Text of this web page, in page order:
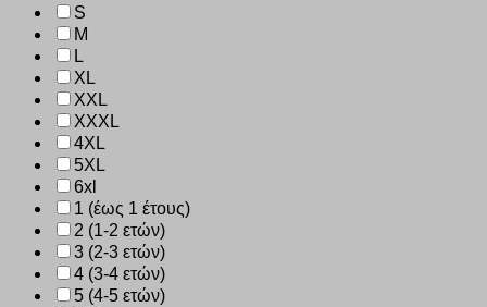
S
M
L
XL
XXL
XXXL
4XL
5XL
6xl
1 (έως 1 έτους)
2 (1-2 ετών)
3 (2-3 ετών)
4 (3-4 ετών)
5 (4-5 ετών)